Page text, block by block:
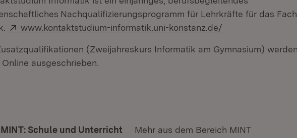
Nachqualifizierungsprogramm für Lehrkräfte für das Fach
Extern:
www.kontaktstudium-informatik.uni-konstanz.de/
(Zweijahreskurs Informatik am Gymnasium) werden
ausgeschrieben.
MINT: Schule und Unterricht Mehr aus dem Bereich MINT